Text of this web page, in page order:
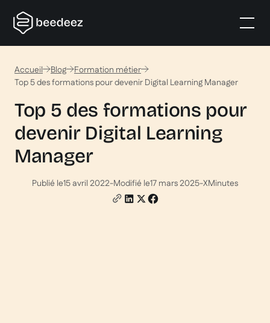
Accueil Blog
Formation métier
Top 5 des formations pour devenir Digital Learning Manager
Top 5 des formations pour
devenir Digital Learning
Manager
Publié le15 avril 2022-Modifié le17 mars 2025-XMinutes